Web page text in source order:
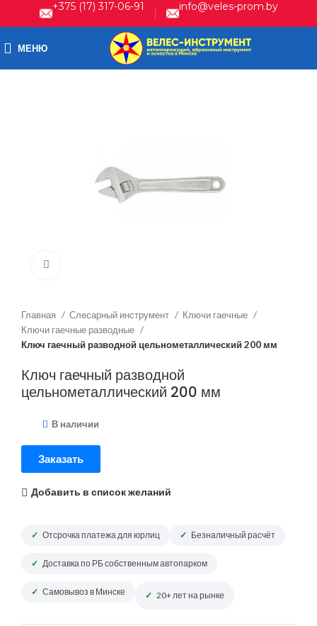
+375 (17) 317-06-91 info@veles-prom.by
МЕНЮ
Главная Слесарный инструмент
Ключи гаечные
Ключи гаечные разводные
Ключ гаечный разводной цельнометаллический 200 мм
Ключ гаечный разводной
цельнометаллический 200 мм
В наличии
Заказать
Добавить в список желаний
Отсрочка платежа для юрлиц Безналичный расчёт
Доставка по РБ собственным автопарком
Самовывоз в Минске 20+ лет на рынке